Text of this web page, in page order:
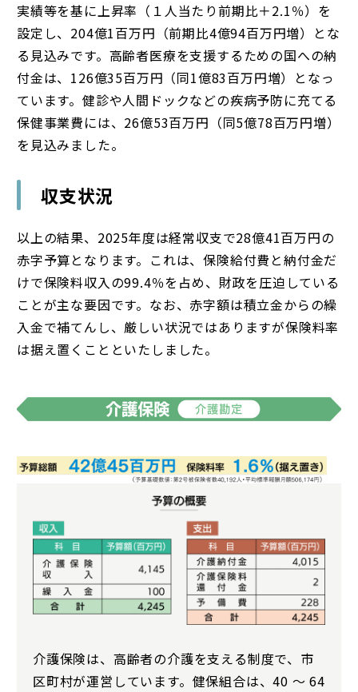
実績等を基に上昇率（１人当たり前期比＋2.1％）を
設定し、204億1百万円（前期比4億94百万円増）とな
る見込みです。高齢者医療を支援するための国への納
付金は、126億35百万円（同1億83百万円増）となっ
ています。健診や人間ドックなどの疾病予防に充てる
保健事業費には、26億53百万円（同5億78百万円増）
を見込みました。
収支状況
以上の結果、2025年度は経常収支で28億41百万円の
赤字予算となります。これは、保険給付費と納付金だ
けで保険料収入の99.4％を占め、財政を圧迫している
ことが主な要因です。なお、赤字額は積立金からの繰
入金で補てんし、厳しい状況ではありますが保険料率
は据え置くことといたしました。
介護保険は、高齢者の介護を支える制度で、市
区町村が運営しています。健保組合は、40 ～ 64